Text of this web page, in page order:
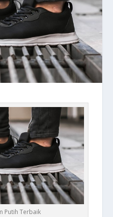
Putih Terbaik